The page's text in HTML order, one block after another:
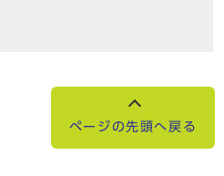
ページの先頭へ戻る